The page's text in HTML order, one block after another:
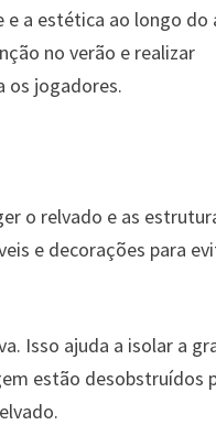
e a estética ao longo do
no verão e realizar
os jogadores.
o relvado e as
e decorações para
Isso ajuda a isolar a
estão desobstruídos